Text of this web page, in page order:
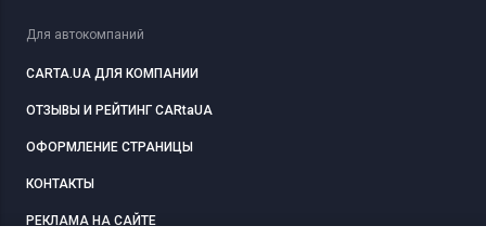
Для автокомпаний
CARTA.UA ДЛЯ КОМПАНИИ
ОТЗЫВЫ И РЕЙТИНГ CARtaUA
ОФОРМЛЕНИЕ СТРАНИЦЫ
КОНТАКТЫ
РЕКЛАМА НА САЙТЕ